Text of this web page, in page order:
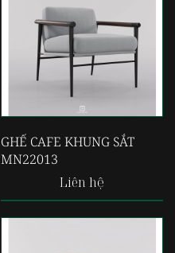
GHẾ CAFE KHUNG SẮT
MN22013
Liên hệ